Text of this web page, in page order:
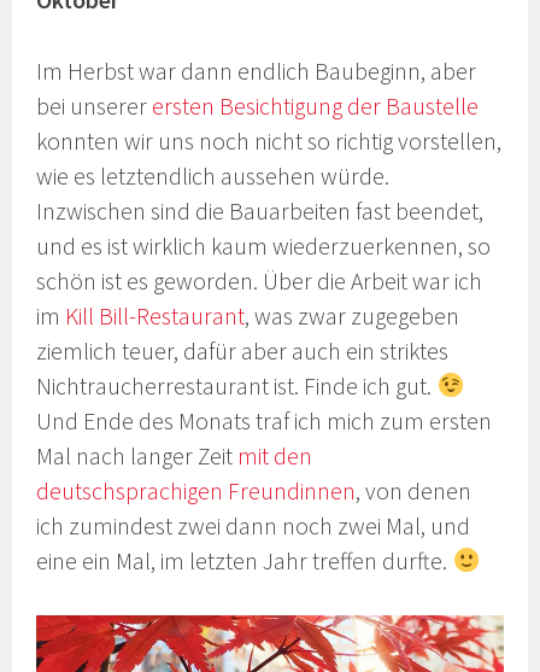
Im Herbst war dann endlich Baubeginn, aber
bei unserer ersten Besichtigung der Baustelle
konnten wir uns noch nicht so richtig vorstellen,
wie es letztendlich aussehen würde.
Inzwischen sind die Bauarbeiten fast beendet,
und es ist wirklich kaum wiederzuerkennen, so
schön ist es geworden. Über die Arbeit war ich
im Kill Bill-Restaurant, was zwar zugegeben
ziemlich teuer, dafür aber auch ein striktes
Nichtraucherrestaurant ist. Finde ich gut.
Und Ende des Monats traf ich mich zum ersten
Mal nach langer Zeit mit den
deutschsprachigen Freundinnen, von denen
ich zumindest zwei dann noch zwei Mal, und
eine ein Mal, im letzten Jahr treffen durfte.